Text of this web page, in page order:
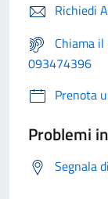
Richiedi
Chiama
093474396
Prenota
Problemi
Segnala